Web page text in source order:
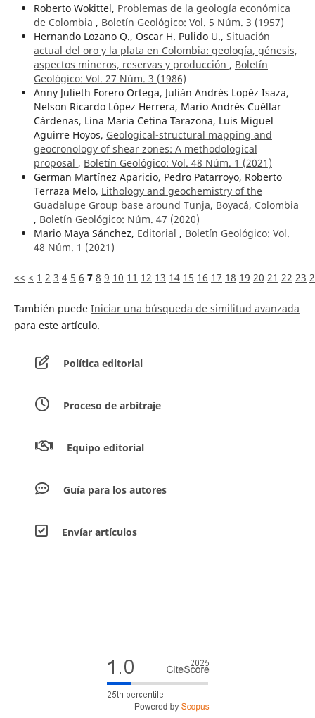
Roberto Wokittel, Problemas de la geología económica
de Colombia , Boletín Geológico: Vol. 5 Núm. 3 (1957)
Hernando Lozano Q., Oscar H. Pulido U., Situación
actual del oro y la plata en Colombia: geología, génesis,
aspectos mineros, reservas y producción , Boletín
Geológico: Vol. 27 Núm. 3 (1986)
Anny Julieth Forero Ortega, Julián Andrés Lopéz Isaza,
Nelson Ricardo López Herrera, Mario Andrés Cuéllar
Cárdenas, Lina Maria Cetina Tarazona, Luis Miguel
Aguirre Hoyos, Geological-structural mapping and
geocronology of shear zones: A methodological
proposal , Boletín Geológico: Vol. 48 Núm. 1 (2021)
German Martínez Aparicio, Pedro Patarroyo, Roberto
Terraza Melo, Lithology and geochemistry of the
Guadalupe Group base around Tunja, Boyacá, Colombia
, Boletín Geológico: Núm. 47 (2020)
Mario Maya Sánchez, Editorial , Boletín Geológico: Vol.
48 Núm. 1 (2021)
<< < 1 2 3 4 5 6 7 8 9 10 11 12 13 14 15 16 17 18 19 20 21 22 23
También puede Iniciar una búsqueda de similitud avanzada
para este artículo.
Política editorial
Proceso de arbitraje
Equipo editorial
Guía para los autores
Envíar artículos